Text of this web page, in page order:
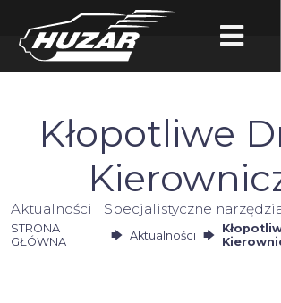
Kłopotliwe
Aktualności | Specjalistyczne
STRONA
GŁÓWNA
Aktualności